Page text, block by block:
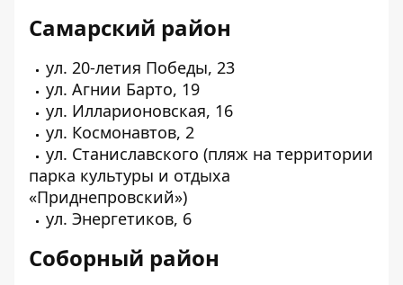
Самарский район
ул. 20-летия Победы, 23
ул. Агнии Барто, 19
ул. Илларионовская, 16
ул. Космонавтов, 2
ул. Станиславского (пляж на территории
парка культуры и отдыха
«Приднепровский»)
ул. Энергетиков, 6
Соборный район